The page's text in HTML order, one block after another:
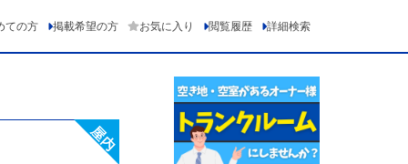
ての方 掲載希望の方 お気に入り 閲覧履歴 詳細検索